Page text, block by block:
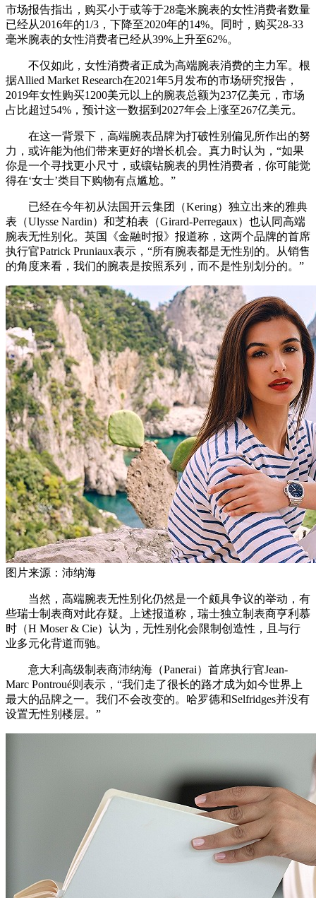
市场报告指出，购买小于或等于28毫米腕表的女性消费者数量
已经从2016年的1/3，下降至2020年的14%。同时，购买28-33
毫米腕表的女性消费者已经从39%上升至62%。
不仅如此，女性消费者正成为高端腕表消费的主力军。根
据Allied Market Research在2021年5月发布的市场研究报告，
2019年女性购买1200美元以上的腕表总额为237亿美元，市场
占比超过54%，预计这一数据到2027年会上涨至267亿美元。
在这一背景下，高端腕表品牌为打破性别偏见所作出的努
力，或许能为他们带来更好的增长机会。真力时认为，“如果
你是一个寻找更小尺寸，或镶钻腕表的男性消费者，你可能觉
得在‘女士’类目下购物有点尴尬。”
已经在今年初从法国开云集团（Kering）独立出来的雅典
表（Ulysse Nardin）和芝柏表（Girard-Perregaux）也认同高端
腕表无性别化。英国《金融时报》报道称，这两个品牌的首席
执行官Patrick Pruniaux表示，“所有腕表都是无性别的。从销售
的角度来看，我们的腕表是按照系列，而不是性别划分的。”
图片来源：沛纳海
当然，高端腕表无性别化仍然是一个颇具争议的举动，有
些瑞士制表商对此存疑。上述报道称，瑞士独立制表商亨利慕
时（H Moser & Cie）认为，无性别化会限制创造性，且与行
业多元化背道而驰。
意大利高级制表商沛纳海（Panerai）首席执行官Jean-
Marc Pontroué则表示，“我们走了很长的路才成为如今世界上
最大的品牌之一。我们不会改变的。哈罗德和Selfridges并没有
设置无性别楼层。”